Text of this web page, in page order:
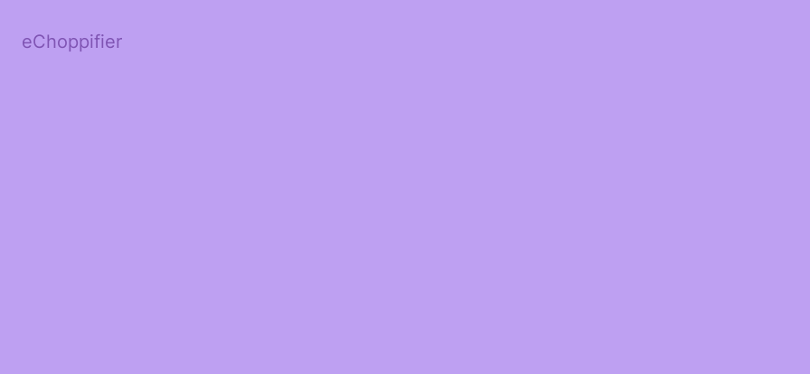
eChoppifier